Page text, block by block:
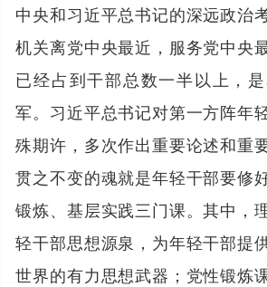
中央和习近平总书记的深远政治
机关离党中央最近，服务党中央
已经占到干部总数一半以上，
军。习近平总书记对第一方阵年
殊期许，多次作出重要论述和重
贯之不变的魂就是年轻干部要修
锻炼、基层实践三门课。其中，
轻干部思想源泉，为年轻干部提
世界的有力思想武器；党性锻炼